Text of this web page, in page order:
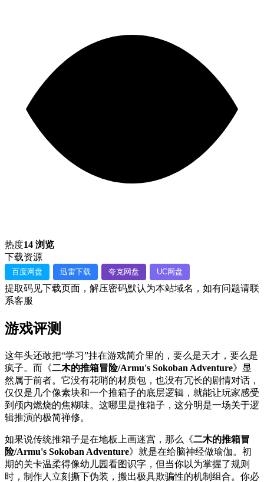
热度14 浏览
下载资源
百度网盘 迅雷下载 夸克网盘 UC网盘
提取码见下载页面，解压密码默认为本站域名，如有问题请联
系客服
游戏评测
这年头还敢把“学习”挂在游戏简介里的，要么是天才，要么是
疯子。而《二木的推箱冒险/Armu's Sokoban Adventure》显
然属于前者。它没有花哨的材质包，也没有冗长的剧情对话，
仅仅是几个像素块和一个推箱子的底层逻辑，就能让玩家感受
到颅内燃烧的焦糊味。这哪里是推箱子，这分明是一场关于逻
辑推演的极简禅修。
如果说传统推箱子是在地板上画迷宫，那么《二木的推箱冒
险/Armu's Sokoban Adventure》就是在给脑神经做瑜伽。初
期的关卡温柔得像幼儿园看图识字，但当你以为掌握了规则
时，制作人立刻撕下伪装，搬出极具欺骗性的机制组合。你必